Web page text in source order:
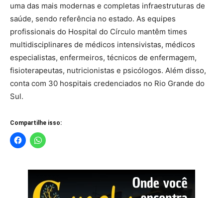
uma das mais modernas e completas infraestruturas de
saúde, sendo referência no estado. As equipes
profissionais do Hospital do Círculo mantêm times
multidisciplinares de médicos intensivistas, médicos
especialistas, enfermeiros, técnicos de enfermagem,
fisioterapeutas, nutricionistas e psicólogos. Além disso,
conta com 30 hospitais credenciados no Rio Grande do
Sul.
Compartilhe isso: